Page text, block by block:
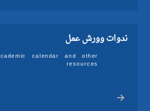
ندوات وورش عمل
calendar and other
resources